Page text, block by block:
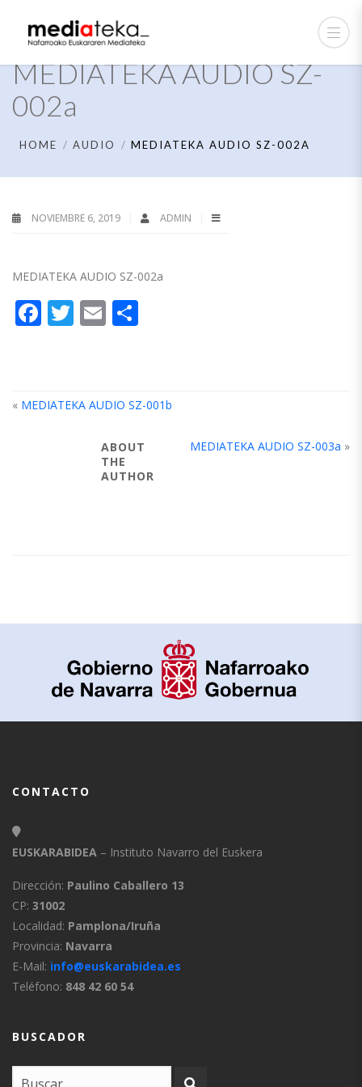
MEDIATEKA AUDIO SZ-
002a
HOME AUDIO MEDIATEKA AUDIO SZ-002A
NOVIEMBRE 6, 2019 ADMIN
MEDIATEKA AUDIO SZ-002a
Facebook
Twitter
Email
« MEDIATEKA AUDIO SZ-001b
MEDIATEKA AUDIO SZ-003a »
ABOUT
THE
AUTHOR
CONTACTO
EUSKARABIDEA – Instituto Navarro del Euskera
Dirección: Paulino Caballero 13
CP: 31002
Localidad: Pamplona/Iruña
Provincia: Navarra
E-Mail: info@euskarabidea.es
Teléfono: 848 42 60 54
BUSCADOR